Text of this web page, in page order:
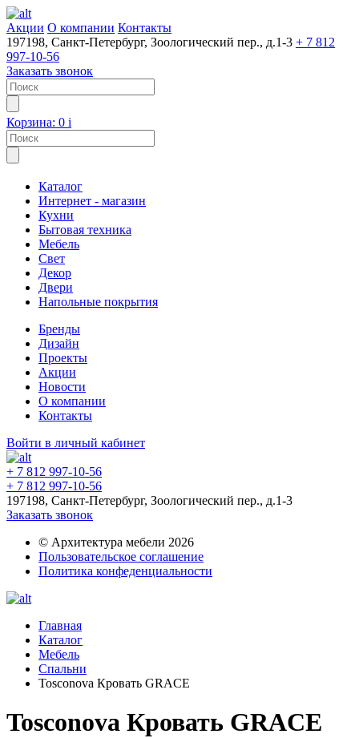
Акции О компании Контакты
197198, Санкт-Петербург, Зоологический пер., д.1-3 + 7 812
997-10-56
Заказать звонок
Корзина: 0 i
Каталог
Интернет - магазин
Кухни
Бытовая техника
Мебель
Свет
Декор
Двери
Напольные покрытия
Бренды
Дизайн
Проекты
Акции
Новости
О компании
Контакты
Войти в личный кабинет
+ 7 812 997-10-56
+ 7 812 997-10-56
197198, Санкт-Петербург, Зоологический пер., д.1-3
Заказать звонок
© Архитектура мебели 2026
Пользовательское соглашение
Политика конфеденциальности
Главная
Каталог
Мебель
Спальни
Tosconova Кровать GRACE
Tosconova Кровать GRACE